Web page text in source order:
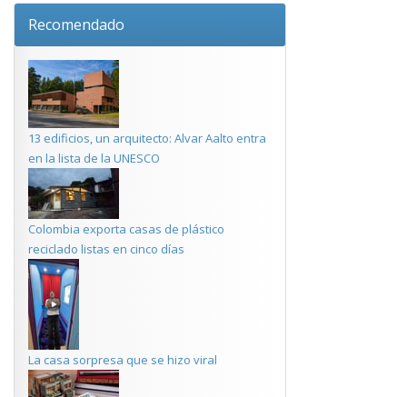
Recomendado
13 edificios, un arquitecto: Alvar Aalto entra
en la lista de la UNESCO
Colombia exporta casas de plástico
reciclado listas en cinco días
La casa sorpresa que se hizo viral